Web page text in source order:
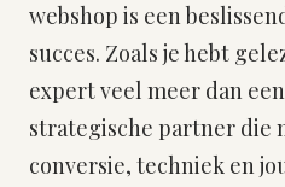
webshop is een
succes. Zoals je hebt
expert veel meer dan
strategische partner die
conversie, techniek en